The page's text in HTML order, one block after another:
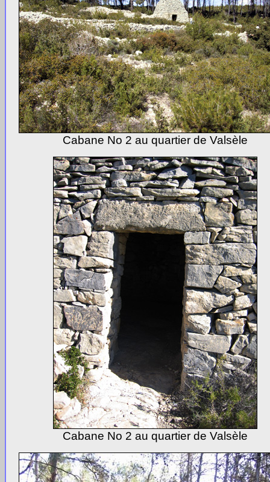
Cabane No 2 au quartier de Valsèle
Cabane No 2 au quartier de Valsèle